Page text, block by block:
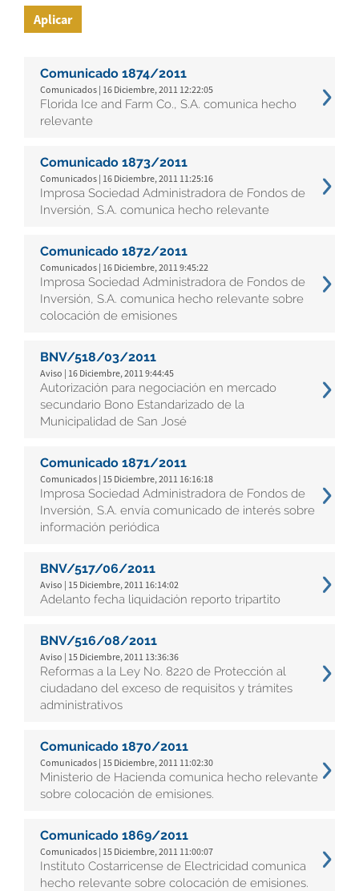
Aplicar
Comunicado 1874/2011
Comunicados | 16 Diciembre, 2011 12:22:05
Florida Ice and Farm Co., S.A. comunica hecho
relevante
Comunicado 1873/2011
Comunicados | 16 Diciembre, 2011 11:25:16
Improsa Sociedad Administradora de Fondos de
Inversión, S.A. comunica hecho relevante
Comunicado 1872/2011
Comunicados | 16 Diciembre, 2011 9:45:22
Improsa Sociedad Administradora de Fondos de
Inversión, S.A. comunica hecho relevante sobre
colocación de emisiones
BNV/518/03/2011
Aviso | 16 Diciembre, 2011 9:44:45
Autorización para negociación en mercado
secundario Bono Estandarizado de la
Municipalidad de San José
Comunicado 1871/2011
Comunicados | 15 Diciembre, 2011 16:16:18
Improsa Sociedad Administradora de Fondos de
Inversión, S.A. envía comunicado de interés sobre
información periódica
BNV/517/06/2011
Aviso | 15 Diciembre, 2011 16:14:02
Adelanto fecha liquidación reporto tripartito
BNV/516/08/2011
Aviso | 15 Diciembre, 2011 13:36:36
Reformas a la Ley No. 8220 de Protección al
ciudadano del exceso de requisitos y trámites
administrativos
Comunicado 1870/2011
Comunicados | 15 Diciembre, 2011 11:02:30
Ministerio de Hacienda comunica hecho relevante
sobre colocación de emisiones.
Comunicado 1869/2011
Comunicados | 15 Diciembre, 2011 11:00:07
Instituto Costarricense de Electricidad comunica
hecho relevante sobre colocación de emisiones.